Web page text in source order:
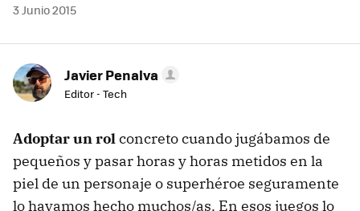
3 Junio 2015
Javier Penalva
Editor - Tech
Adoptar un rolconcreto cuando jugábamos de
pequeños y pasar horas y horas metidos en la
piel de un personaje o superhéroe seguramente
lo hayamos hecho muchos/as. En esos juegos lo